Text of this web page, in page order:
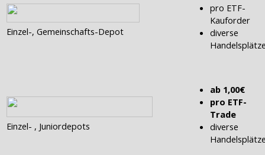
Einzel-, Gemeinschafts-Depot
pro ETF-
Kauforder
diverse
Einzel- , Juniordepots
ab 1,00€
pro ETF-
Trade
diverse